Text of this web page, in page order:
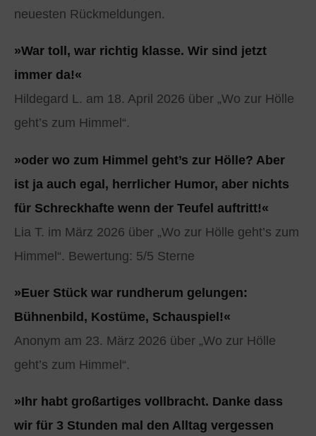
neuesten Rückmeldungen.
»War toll, war richtig klasse. Wir sind jetzt
immer da!«
Hildegard L. am 18. April 2026 über „Wo zur Hölle
geht’s zum Himmel“.
»oder wo zum Himmel geht’s zur Hölle? Aber
ist ja auch egal, herrlicher Humor, aber nichts
für Schreckhafte wenn der Teufel auftritt!«
Lia T. im März 2026 über „Wo zur Hölle geht’s zum
Himmel“. Bewertung: 5/5 Sterne
»Euer Stück war rundherum gelungen:
Bühnenbild, Kostüme, Schauspiel!«
Anonym am 23. März 2026 über „Wo zur Hölle
geht’s zum Himmel“.
»Ihr habt großartiges vollbracht. Danke dass
wir für 3 Stunden mal den Alltag vergessen